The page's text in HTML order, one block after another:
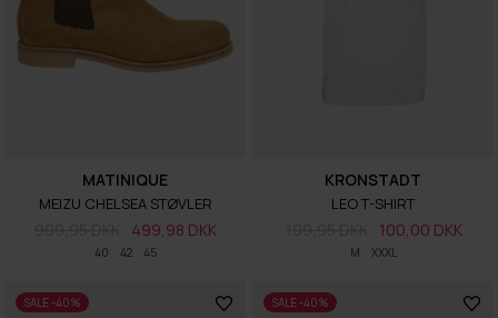
40 42 45
MATINIQUE
MEIZU CHELSEA STØVLER
499,98 DKK
M XXXL
KRONSTADT
LEO T-SHIRT
100,00 DKK
SALE -40% SALE -40%